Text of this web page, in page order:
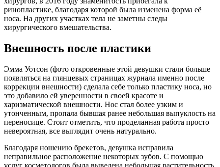
ринопластике, благодаря которой была изменена форма её
носа. На других участках тела не заметны следы
хирургического вмешательства.
Внешность после пластики
Эмма Уотсон (фото откровенные этой девушки стали больше
появляться на глянцевых страницах журнала именно после
коррекции внешности) сделала себе только пластику носа, но
это добавило ей уверенности в своей красоте и
харизматической внешности. Нос стал более узким и
утонченным, пропала бывшая ранее небольшая выпуклость на
переносице. Стоит отметить, что проделанная работа просто
невероятная, все выглядит очень натурально.
Благодаря ношению брекетов, девушка исправила
неправильное расположение некоторых зубов. С помощью
услуг косметологов была выведена небольшая растительность